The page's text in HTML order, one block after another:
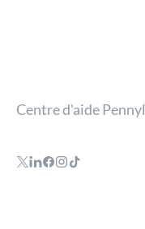
Centre d'aide